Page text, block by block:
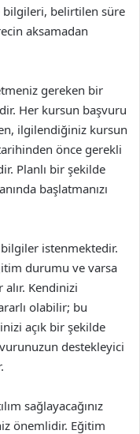
bilgileri, belirtilen süre
aksamadan
gereken bir
Her kursun başvuru
ilgilendiğiniz kursun
önce gerekli
Planlı bir şekilde
başlatmanızı
istenmektedir.
durumu ve varsa
Kendinizi
olabilir; bu
açık bir şekilde
destekleyici
sağlayacağınız
önemlidir. Eğitim